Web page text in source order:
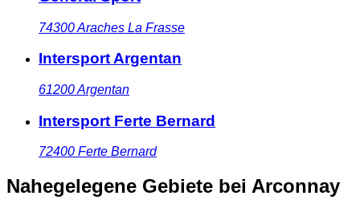
74300Araches La Frasse
Intersport Argentan
61200Argentan
Intersport Ferte Bernard
72400 Ferte Bernard
Nahegelegene Gebiete bei Arconnay